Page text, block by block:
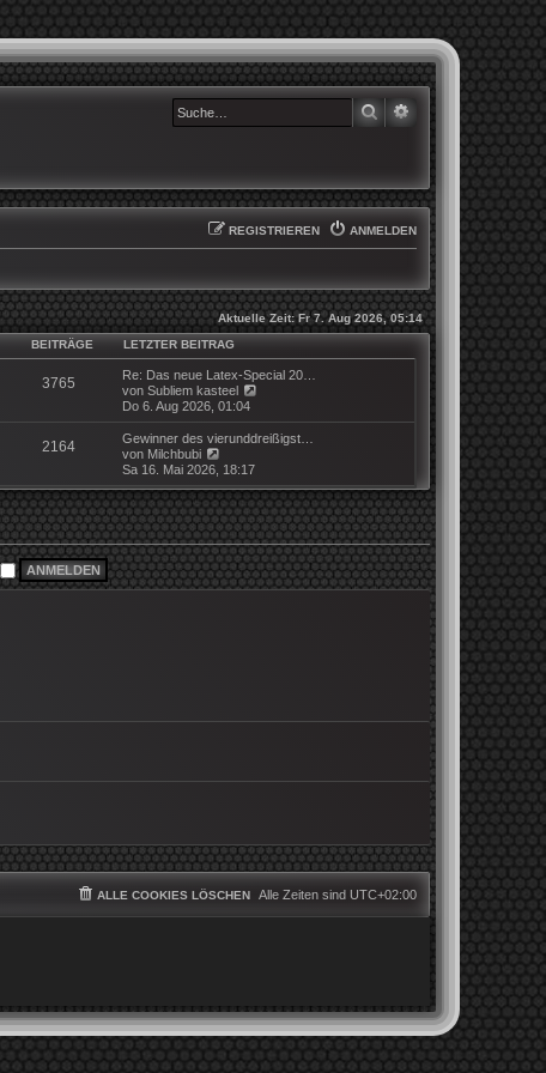
SUCHE
ANMELDEN
REGISTRIEREN
Aktuelle Zeit: Fr 7. Aug 2026, 05:14
BEITRÄGE LETZTER BEITRAG
3765
Re: Das neue Latex-Special 20…
von Subliem kasteel
u
e
e
r
B
e
i
t
r
a
Do 6. Aug 2026, 01:04
2164
Gewinner des vierunddreißigst…
von Milchbubi
e
u
e
s
t
e
r
B
e
Sa 16. Mai 2026, 18:17
Alle Zeiten sind UTC+02:00
ALLE COOKIES LÖSCHEN